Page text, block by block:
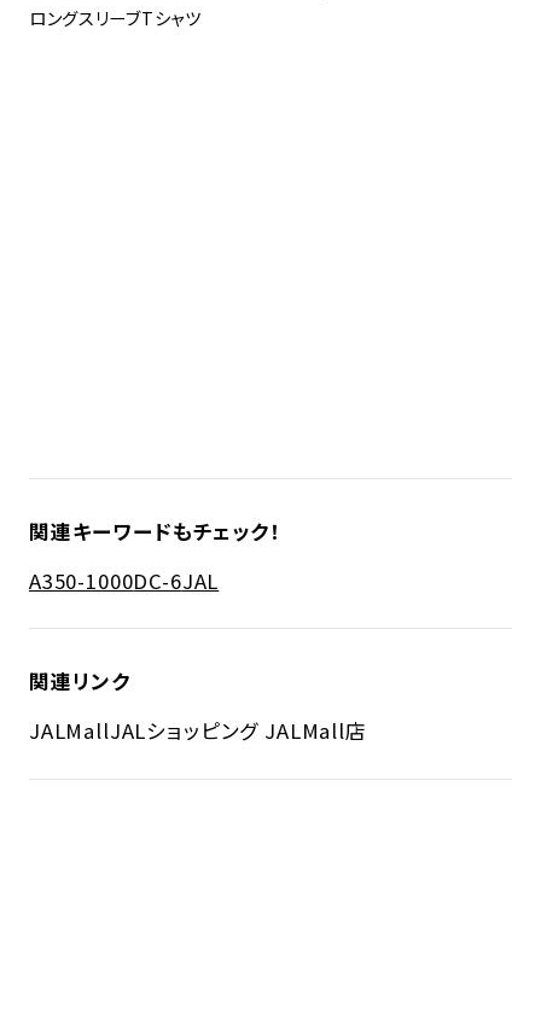
ロングスリーブTシャツ
関連キーワードもチェック！
A350-1000DC-6JAL
関連リンク
JALMallJALショッピング JALMall店